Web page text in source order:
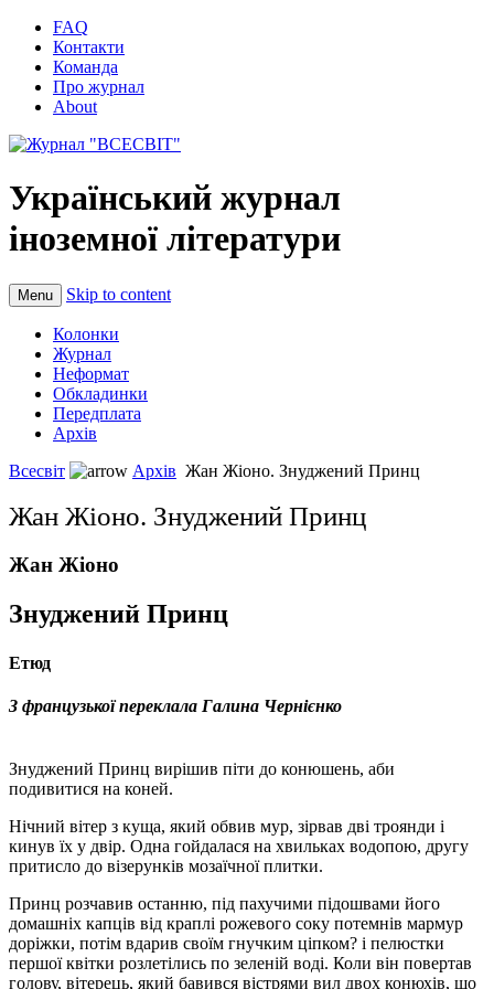
FAQ
Контакти
Команда
Про журнал
About
Український журнал
іноземної літератури
Menu Skip to content
Колонки
Журнал
Неформат
Обкладинки
Передплата
Архів
Всесвіт
Архів Жан Жіоно. Знуджений Принц
Жан Жіоно. Знуджений Принц
Жан Жіоно
Знуджений Принц
Етюд
З французької переклала Галина Чернієнко
Знуджений Принц вирішив піти до конюшень, аби
подивитися на коней.
Нічний вітер з куща, який обвив мур, зірвав дві троянди і
кинув їх у двір. Одна гойдалася на хвильках водопою, другу
притисло до візерунків мозаїчної плитки.
Принц розчавив останню, під пахучими підошвами його
домашніх капців від краплі рожевого соку потемнів мармур
доріжки, потім вдарив своїм гнучким ціпком? і пелюстки
першої квітки розлетілись по зеленій воді. Коли він повертав
голову, вітерець, який бавився вістрями вил двох конюхів, що